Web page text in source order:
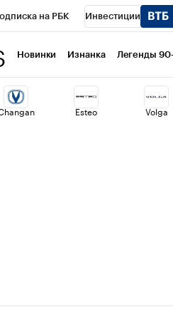
на РБК Инвестиции
проекты Город
рейтинги Франшизы
Новинки Изнанка Легенды
Esteo Volga